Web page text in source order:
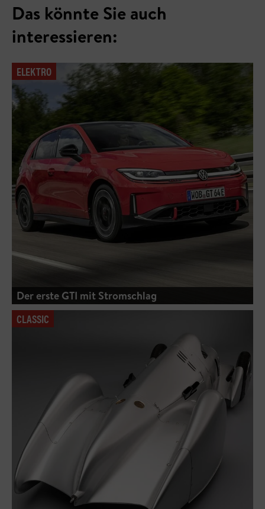
Das könnte Sie auch
interessieren:
ELEKTRO
Der erste GTI mit Stromschlag
CLASSIC